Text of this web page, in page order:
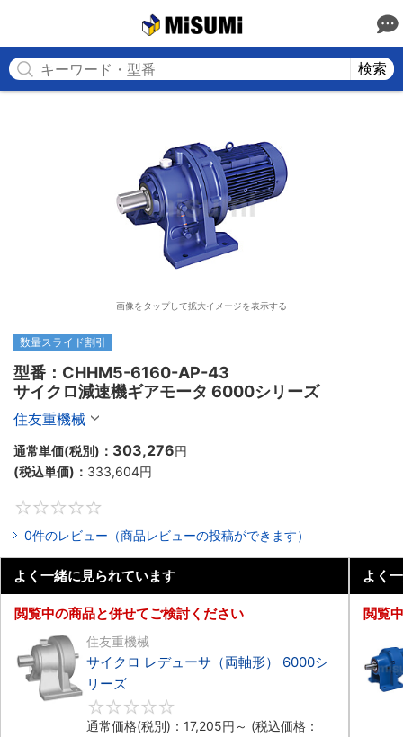
検索
画像をタップして拡大イメージを表示する
数量スライド割引
型番：CHHM5-6160-AP-43
サイクロ減速機ギアモータ 6000シリーズ
住友重機械
通常単価(税別)： 303,276円
(税込単価)： 333,604円
0件のレビュー（商品レビューの投稿ができます）
よく一緒に見られています
閲覧中の商品と併せてご検討ください
住友重機械
サイクロ レデューサ（両軸形） 6000シ
リーズ
通常価格(税別)： 17,205円 ～ (税込価格：
よく
閲覧